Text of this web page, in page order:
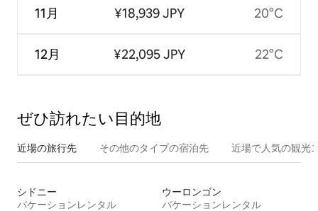
11月
12月
¥18,939 JPY
¥22,095 JPY
20°C
22°C
ぜひ訪⁠れ⁠た⁠い目⁠的⁠地
近場の旅行先 その他のタ⁠イ⁠プ⁠の宿⁠泊⁠先 近場で人気の観光
シドニー
バケーションレンタル
ウーロンゴン
バケーションレンタル